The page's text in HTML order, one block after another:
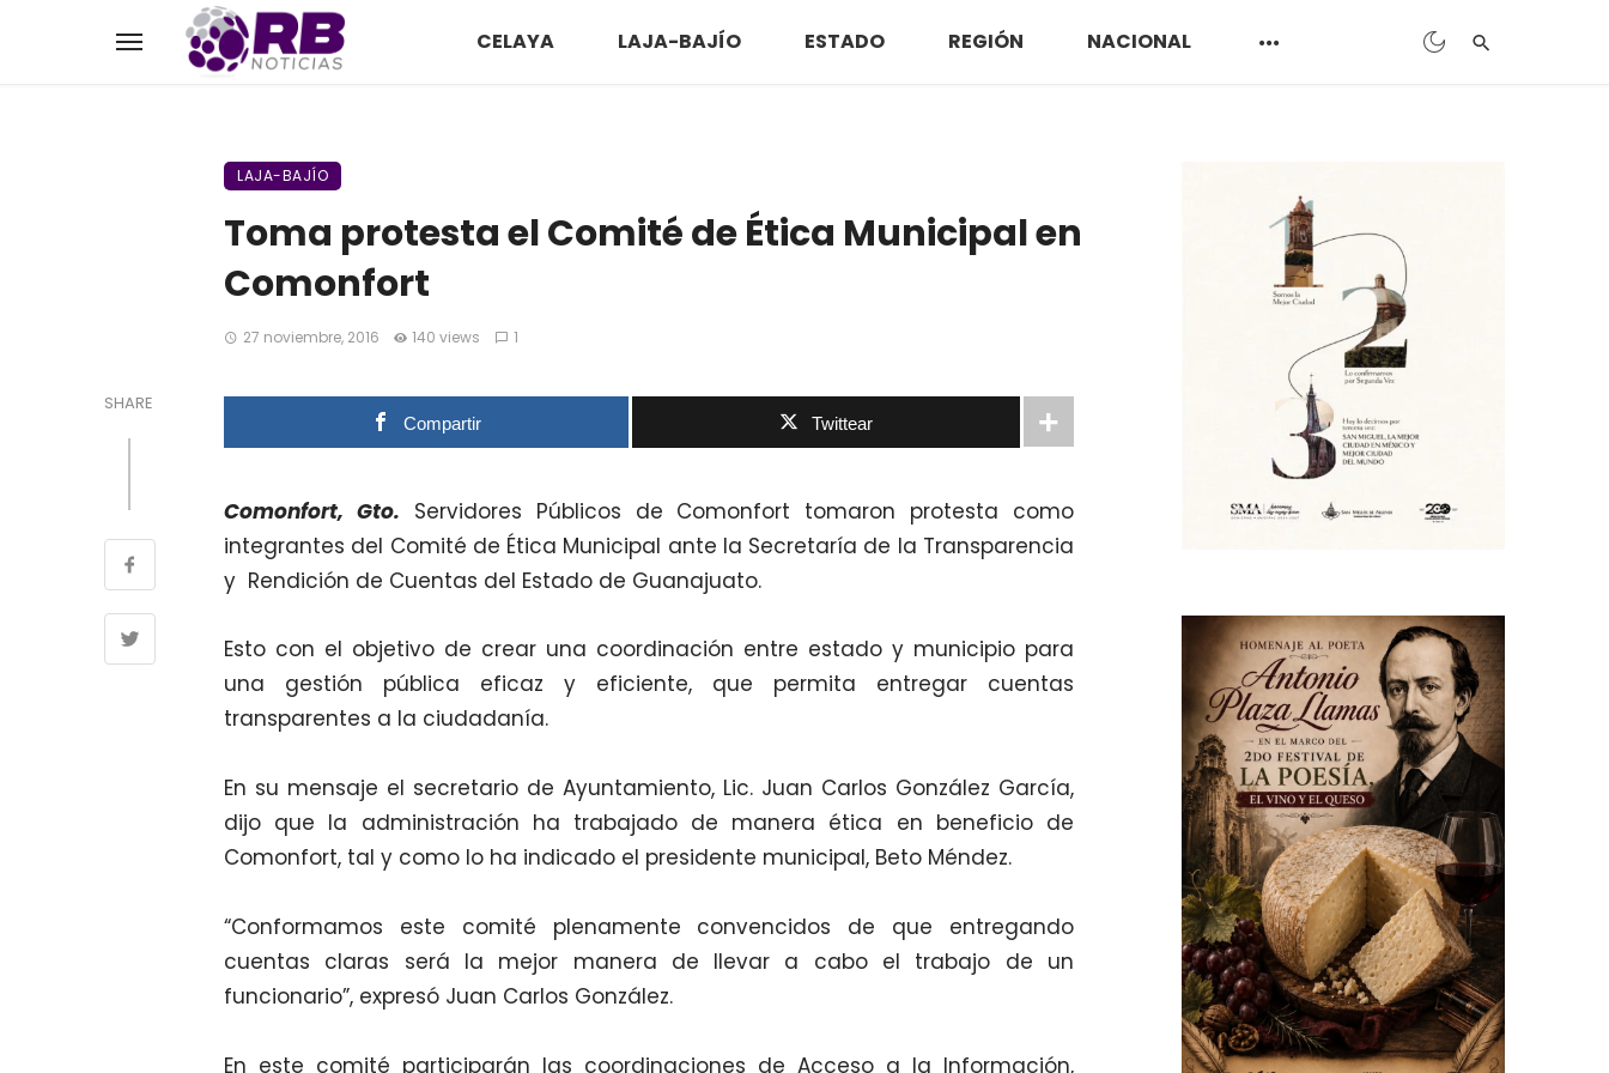
CELAYA LAJA-BAJÍO ESTADO REGIÓN NACIONAL
LAJA-BAJÍO
Toma protesta el Comité de Ética Municipal en
Comonfort
27 noviembre, 2016 140 views 1
SHARE
Compartir Twittear
Comonfort, Gto. Servidores Públicos de Comonfort tomaron protesta como
integrantes del Comité de Ética Municipal ante la Secretaría de la Transparencia
y Rendición de Cuentas del Estado de Guanajuato.
Esto con el objetivo de crear una coordinación entre estado y municipio para
una gestión pública eficaz y eficiente, que permita entregar cuentas
transparentes a la ciudadanía.
En su mensaje el secretario de Ayuntamiento, Lic. Juan Carlos González García,
dijo que la administración ha trabajado de manera ética en beneficio de
Comonfort, tal y como lo ha indicado el presidente municipal, Beto Méndez.
“Conformamos este comité plenamente convencidos de que entregando
cuentas claras será la mejor manera de llevar a cabo el trabajo de un
funcionario”, expresó Juan Carlos González.
En este comité participarán las coordinaciones de Acceso a la Información,